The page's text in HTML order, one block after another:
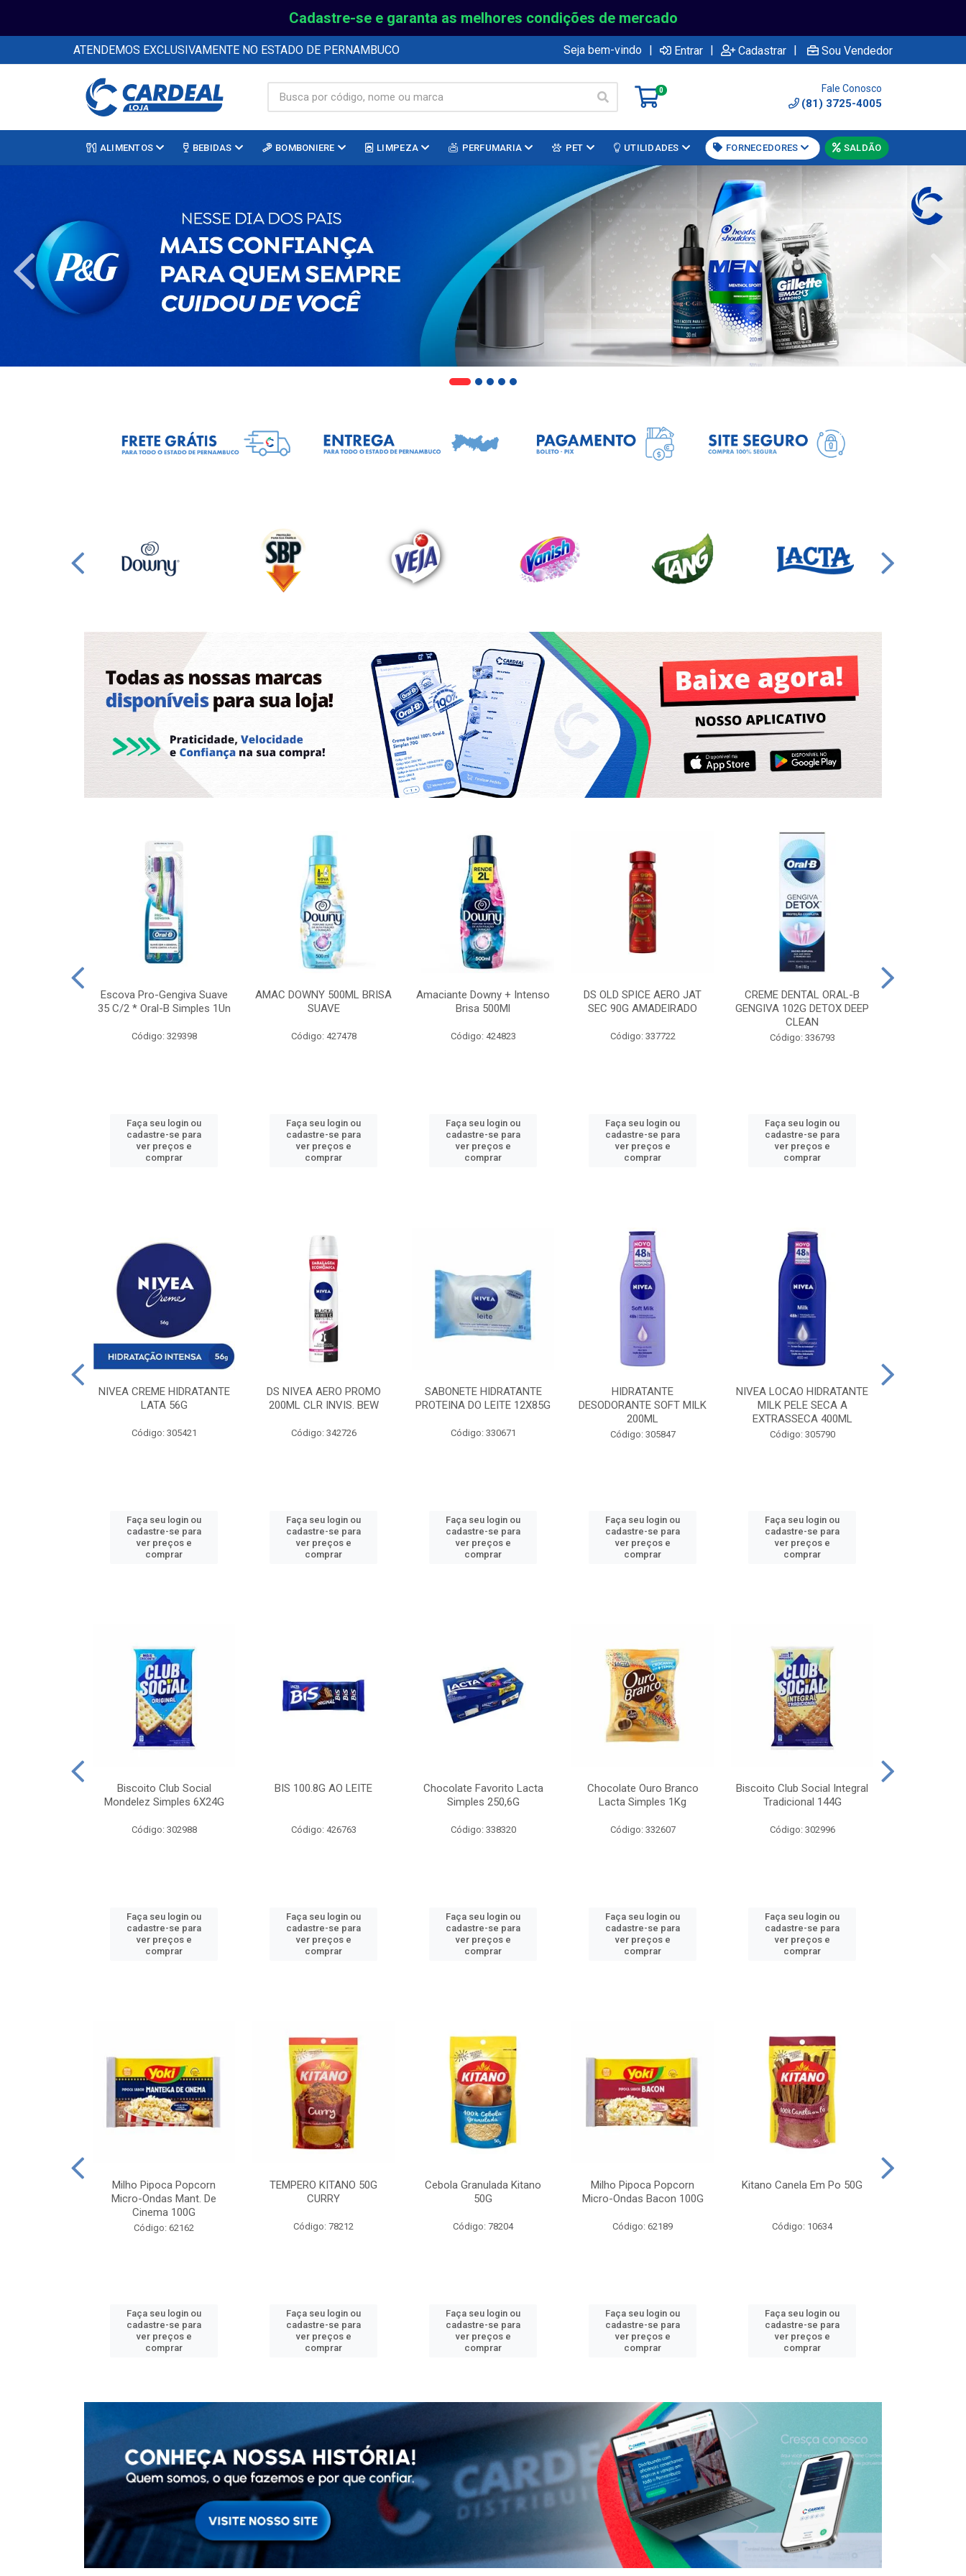
Cadastre-se e garanta as melhores condições de mercado
ATENDEMOS EXCLUSIVAMENTE NO ESTADO DE PERNAMBUCO Seja bem-vindo | Entrar | Cadastrar | Sou Vendedor
0 Fale Conosco
(81) 3725-4005
ALIMENTOS BEBIDAS BOMBONIERE LIMPEZA PERFUMARIA PET UTILIDADES FORNECEDORES SALDÃO
Escova Pro-Gengiva Suave
35 C/2 * Oral-B Simples 1Un
Código: 329398
Faça seu login ou
cadastre-se para
ver preços e
comprar
AMAC DOWNY 500ML BRISA
SUAVE
Código: 427478
Faça seu login ou
cadastre-se para
ver preços e
comprar
Amaciante Downy + Intenso
Brisa 500Ml
Código: 424823
Faça seu login ou
cadastre-se para
ver preços e
comprar
DS OLD SPICE AERO JAT
SEC 90G AMADEIRADO
Código: 337722
Faça seu login ou
cadastre-se para
ver preços e
comprar
CREME DENTAL ORAL-B
GENGIVA 102G DETOX DEEP
CLEAN
Código: 336793
Faça seu login ou
cadastre-se para
ver preços e
comprar
NIVEA CREME HIDRATANTE
LATA 56G
Código: 305421
Faça seu login ou
cadastre-se para
ver preços e
comprar
DS NIVEA AERO PROMO
200ML CLR INVIS. BEW
Código: 342726
Faça seu login ou
cadastre-se para
ver preços e
comprar
SABONETE HIDRATANTE
PROTEINA DO LEITE 12X85G
Código: 330671
Faça seu login ou
cadastre-se para
ver preços e
comprar
HIDRATANTE
DESODORANTE SOFT MILK
200ML
Código: 305847
Faça seu login ou
cadastre-se para
ver preços e
comprar
NIVEA LOCAO HIDRATANTE
MILK PELE SECA A
EXTRASSECA 400ML
Código: 305790
Faça seu login ou
cadastre-se para
ver preços e
comprar
Biscoito Club Social
Mondelez Simples 6X24G
Código: 302988
Faça seu login ou
cadastre-se para
ver preços e
comprar
BIS 100.8G AO LEITE
Código: 426763
Faça seu login ou
cadastre-se para
ver preços e
comprar
Chocolate Favorito Lacta
Simples 250,6G
Código: 338320
Faça seu login ou
cadastre-se para
ver preços e
comprar
Chocolate Ouro Branco
Lacta Simples 1Kg
Código: 332607
Faça seu login ou
cadastre-se para
ver preços e
comprar
Biscoito Club Social Integral
Tradicional 144G
Código: 302996
Faça seu login ou
cadastre-se para
ver preços e
comprar
Milho Pipoca Popcorn
Micro-Ondas Mant. De
Cinema 100G
Código: 62162
Faça seu login ou
cadastre-se para
ver preços e
comprar
TEMPERO KITANO 50G
CURRY
Código: 78212
Faça seu login ou
cadastre-se para
ver preços e
comprar
Cebola Granulada Kitano
50G
Código: 78204
Faça seu login ou
cadastre-se para
ver preços e
comprar
Milho Pipoca Popcorn
Micro-Ondas Bacon 100G
Código: 62189
Faça seu login ou
cadastre-se para
ver preços e
comprar
Kitano Canela Em Po 50G
Código: 10634
Faça seu login ou
cadastre-se para
ver preços e
comprar